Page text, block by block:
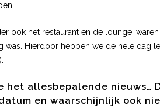
ook het restaurant en de lounge,
was. Hierdoor hebben we de hele dag
het allesbepalende
en waarschijnlijk ook